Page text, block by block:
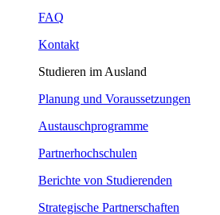
FAQ
Kontakt
Studieren im Ausland
Planung und Voraussetzungen
Austauschprogramme
Partnerhochschulen
Berichte von Studierenden
Strategische Partnerschaften